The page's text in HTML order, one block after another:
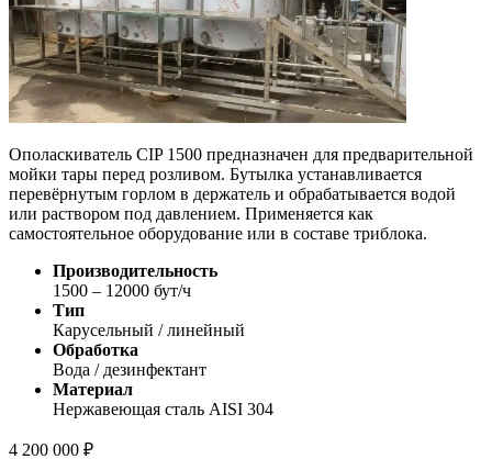
Ополаскиватель CIP 1500 предназначен для предварительной
мойки тары перед розливом. Бутылка устанавливается
перевёрнутым горлом в держатель и обрабатывается водой
или раствором под давлением. Применяется как
самостоятельное оборудование или в составе триблока.
Производительность
1500 – 12000 бут/ч
Тип
Карусельный / линейный
Обработка
Вода / дезинфектант
Материал
Нержавеющая сталь AISI 304
4 200 000 ₽